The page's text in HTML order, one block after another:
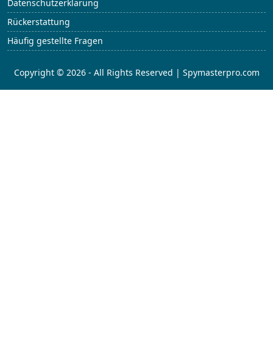
Datenschutzerklärung
Rückerstattung
Häufig gestellte Fragen
Copyright © 2026 - All Rights Reserved | Spymasterpro.com